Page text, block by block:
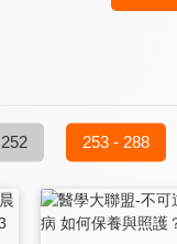
253 - 288